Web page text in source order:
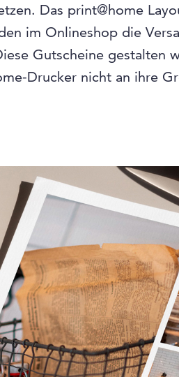
Das print@home
im Onlineshop die
Gutscheine gestalten
Drucker nicht an ihre